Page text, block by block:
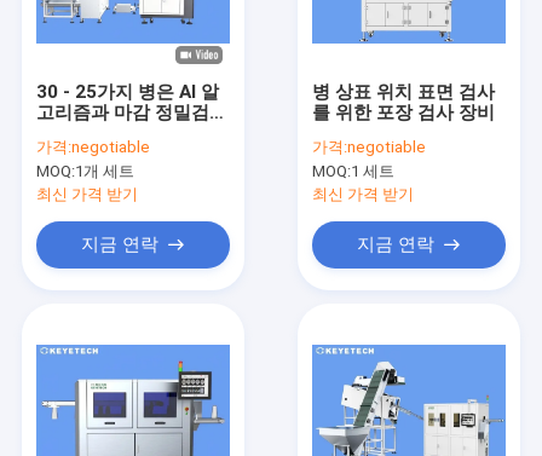
30 - 25가지 병은 AI 알
고리즘과 마감 정밀검사
가격:negotiable
MOQ:1개 세트
최신 가격 받기
지금 연락
병 상표 위치 표면 검사
를 위한 포장 검사 장비
가격:negotiable
MOQ:1 세트
최신 가격 받기
지금 연락